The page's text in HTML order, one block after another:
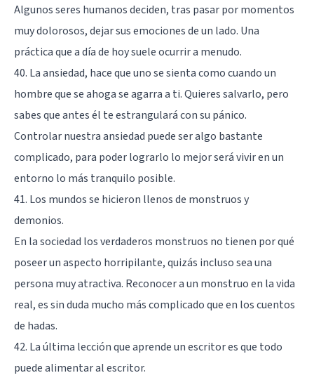
Algunos seres humanos deciden, tras pasar por momentos
muy dolorosos, dejar sus emociones de un lado. Una
práctica que a día de hoy suele ocurrir a menudo.
40. La ansiedad, hace que uno se sienta como cuando un
hombre que se ahoga se agarra a ti. Quieres salvarlo, pero
sabes que antes él te estrangulará con su pánico.
Controlar nuestra ansiedad puede ser algo bastante
complicado, para poder lograrlo lo mejor será vivir en un
entorno lo más tranquilo posible.
41. Los mundos se hicieron llenos de monstruos y
demonios.
En la sociedad los verdaderos monstruos no tienen por qué
poseer un aspecto horripilante, quizás incluso sea una
persona muy atractiva. Reconocer a un monstruo en la vida
real, es sin duda mucho más complicado que en los cuentos
de hadas.
42. La última lección que aprende un escritor es que todo
puede alimentar al escritor.